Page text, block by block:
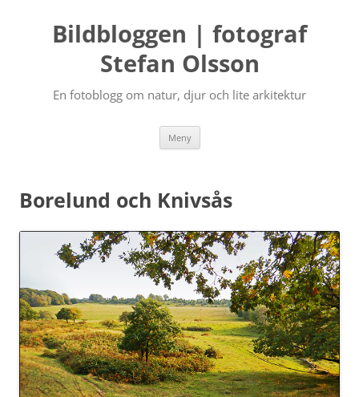
Bildbloggen | fotograf
Stefan Olsson
En fotoblogg om natur, djur och lite arkitektur
Meny Hoppa
till
Borelund och Knivsås